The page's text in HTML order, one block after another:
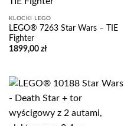
KLOCKI LEGO
LEGO® 7263 Star Wars – TIE
Fighter
1899,00 zł